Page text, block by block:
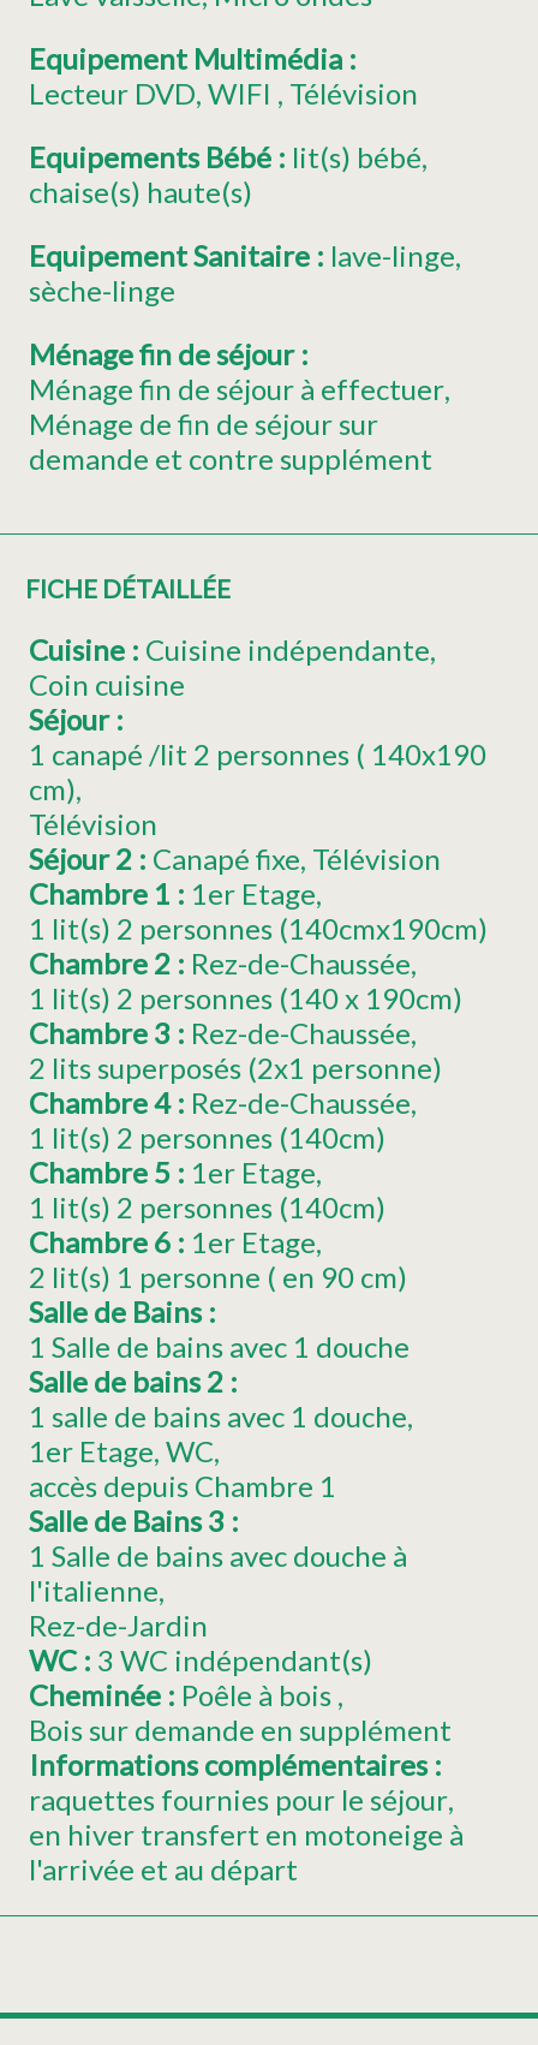
Equipement Multimédia :
Lecteur DVD WIFI
Télévision
Equipements Bébé : lit(s) bébé
chaise(s) haute(s)
Equipement Sanitaire : lave-linge
sèche-linge
Ménage fin de séjour :
Ménage fin de séjour à effectuer
Ménage de fin de séjour sur
demande et contre supplément
FICHE DÉTAILLÉE
Cuisine : Cuisine indépendante
Coin cuisine
Séjour :
1 canapé /lit 2 personnes ( 140x190
cm)
Télévision
Séjour 2 : Canapé fixe Télévision
Chambre 1 : 1er Etage
1 lit(s) 2 personnes (140cmx190cm)
Chambre 2 : Rez-de-Chaussée
1 lit(s) 2 personnes (140 x 190cm)
Chambre 3 : Rez-de-Chaussée
2 lits superposés (2x1 personne)
Chambre 4 : Rez-de-Chaussée
1 lit(s) 2 personnes (140cm)
Chambre 5 : 1er Etage
1 lit(s) 2 personnes (140cm)
Chambre 6 : 1er Etage
2 lit(s) 1 personne ( en 90 cm)
Salle de Bains :
1 Salle de bains avec 1 douche
Salle de bains 2 :
1 salle de bains avec 1 douche
1er Etage WC
accès depuis Chambre 1
Salle de Bains 3 :
1 Salle de bains avec douche à
l'italienne
Rez-de-Jardin
WC : 3 WC indépendant(s)
Cheminée : Poêle à bois
Bois sur demande en supplément
Informations complémentaires :
raquettes fournies pour le séjour
en hiver transfert en motoneige à
l'arrivée et au départ